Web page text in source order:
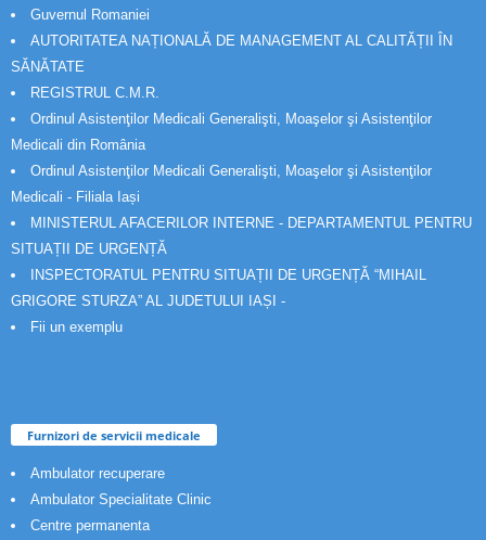
Guvernul Romaniei
AUTORITATEA NAȚIONALĂ DE MANAGEMENT AL CALITĂȚII ÎN
SĂNĂTATE
REGISTRUL C.M.R.
Ordinul Asistenţilor Medicali Generalişti, Moaşelor şi Asistenţilor
Medicali din România
Ordinul Asistenţilor Medicali Generalişti, Moaşelor şi Asistenţilor
Medicali - Filiala Iași
MINISTERUL AFACERILOR INTERNE - DEPARTAMENTUL PENTRU
SITUAȚII DE URGENȚĂ
INSPECTORATUL PENTRU SITUAȚII DE URGENȚĂ “MIHAIL
GRIGORE STURZA” AL JUDETULUI IAȘI -
Fii un exemplu
Furnizori de servicii medicale
Ambulator recuperare
Ambulator Specialitate Clinic
Centre permanenta